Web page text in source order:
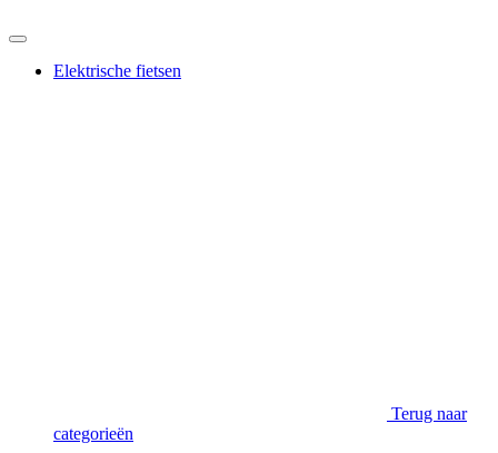
Elektrische fietsen
Terug naar
categorieën